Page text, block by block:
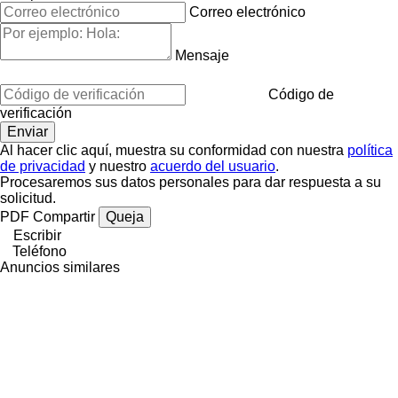
Correo electrónico
Mensaje
Código de
verificación
Al hacer clic aquí, muestra su conformidad con nuestra política
de privacidad y nuestro acuerdo del usuario.
Procesaremos sus datos personales para dar respuesta a su
solicitud.
PDF Compartir
Queja
Escribir
Teléfono
Anuncios similares